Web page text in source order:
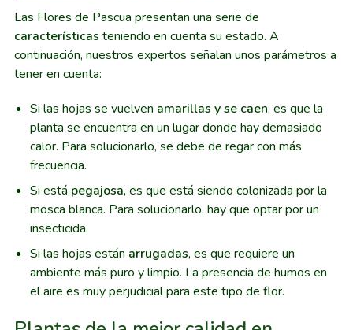
Las Flores de Pascua presentan una serie de
características teniendo en cuenta su estado. A
continuación, nuestros expertos señalan unos parámetros a
tener en cuenta:
Si las hojas se vuelven amarillas y se caen, es que la
planta se encuentra en un lugar donde hay demasiado
calor. Para solucionarlo, se debe de regar con más
frecuencia.
Si está pegajosa, es que está siendo colonizada por la
mosca blanca. Para solucionarlo, hay que optar por un
insecticida.
Si las hojas están arrugadas, es que requiere un
ambiente más puro y limpio. La presencia de humos en
el aire es muy perjudicial para este tipo de flor.